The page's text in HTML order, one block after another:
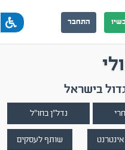
התחבר
בישראל
נדל"ן בחו"ל
אינטרנט שותף לעסקים